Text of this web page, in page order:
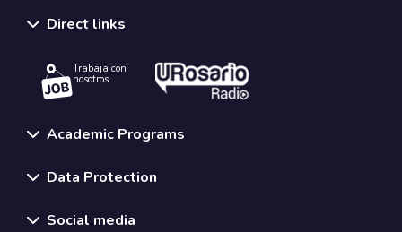
Direct links
Trabaja con
nosotros.
Academic Programs
Data Protection
Social media